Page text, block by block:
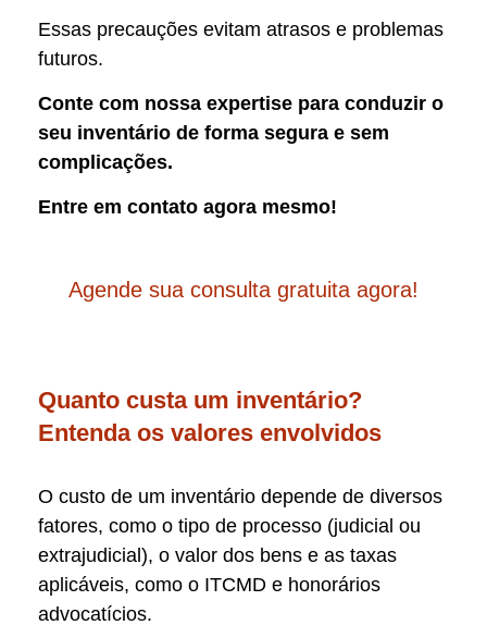
Essas precauções evitam atrasos e problemas
futuros.
Conte com nossa expertise para conduzir o
seu inventário de forma segura e sem
complicações.
Entre em contato agora mesmo!
Agende sua consulta gratuita agora!
Quanto custa um inventário?
Entenda os valores envolvidos
O custo de um inventário depende de diversos
fatores, como o tipo de processo (judicial ou
extrajudicial), o valor dos bens e as taxas
aplicáveis, como o ITCMD e honorários
advocatícios.